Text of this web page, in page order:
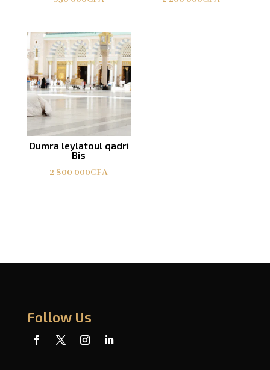
Oumra leylatoul qadri
Bis
2 800 000CFA
Follow Us